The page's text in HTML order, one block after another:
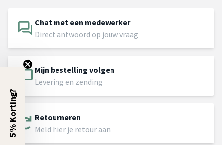
Chat met een medewerker
Direct antwoord op jouw vraag
Mijn bestelling volgen
Levering en zending
Retourneren
Meld hier je retour aan
5% Korting?